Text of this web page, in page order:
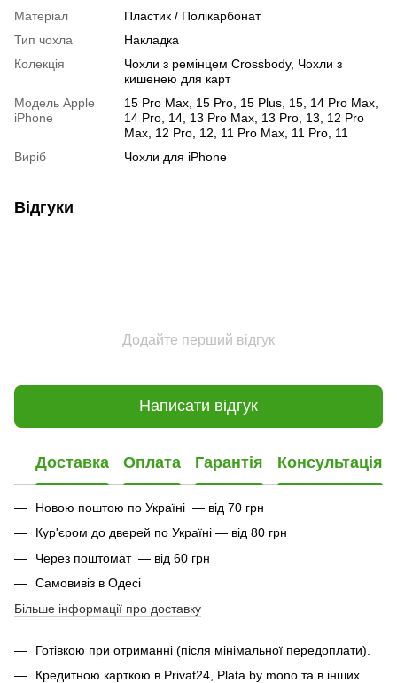
Матеріал
Пластик / Полікарбонат
Тип чохла
Накладка
Колекція
Чохли з ремінцем Crossbody, Чохли з
кишенею для карт
Модель Apple
iPhone
15 Pro Max, 15 Pro, 15 Plus, 15, 14 Pro Max,
14 Pro, 14, 13 Pro Max, 13 Pro, 13, 12 Pro
Max, 12 Pro, 12, 11 Pro Max, 11 Pro, 11
Виріб
Чохли для iPhone
Відгуки
Додайте перший відгук
Написати відгук
Доставка Оплата Гарантія Консультація
Новою поштою по Україні — від 70 грн
Кур'єром до дверей по Україні — від 80 грн
Через поштомат — від 60 грн
Самовивіз в Одесі
Більше інформації про доставку
Готівкою при отриманні (після мінімальної передоплати).
Кредитною карткою в Privat24, Plata by mono та в інших